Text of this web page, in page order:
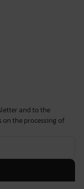
and to the
the processing of